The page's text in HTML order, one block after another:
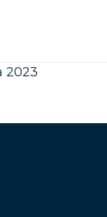
2023